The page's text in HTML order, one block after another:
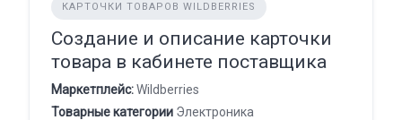
КАРТОЧКИ ТОВАРОВ WILDBERRIES
Создание и описание карточки
товара в кабинете поставщика
Маркетплейс:Wildberries
Товарные категории Электроника